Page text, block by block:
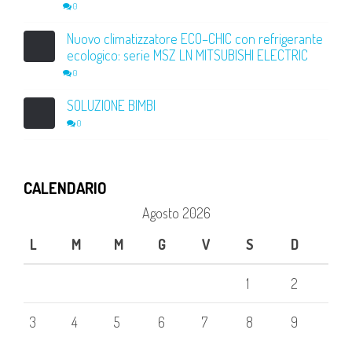
0
Nuovo climatizzatore ECO–CHIC con refrigerante
ecologico: serie MSZ LN MITSUBISHI ELECTRIC
0
SOLUZIONE BIMBI
0
CALENDARIO
Agosto 2026
L
M M G V S D
1 2
3 4 5 6 7 8 9